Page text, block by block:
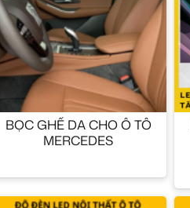
BỌC GHẾ DA CHO Ô TÔ
MERCEDES